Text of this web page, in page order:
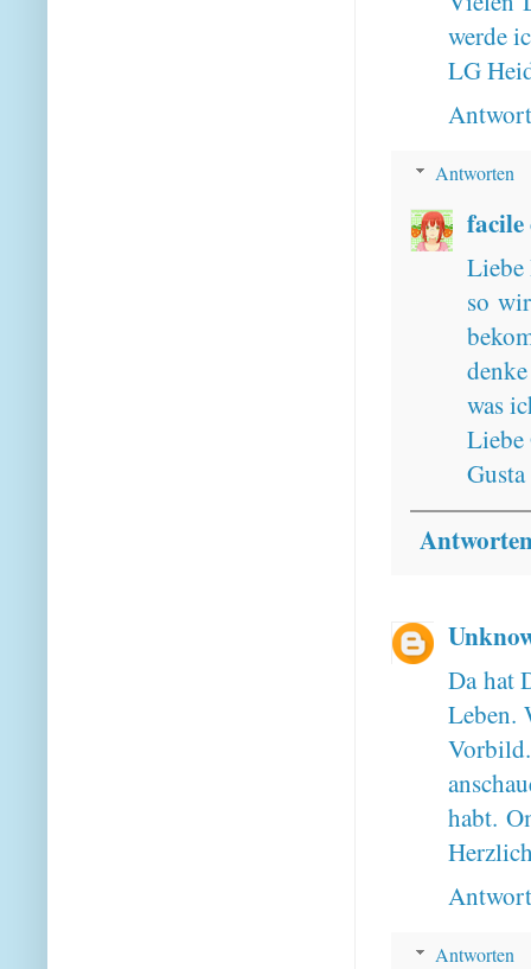
werde
LG
Antworten
facile
Liebe
so
was
Liebe
Gusta
Da hat
Leben.
habt.
Antworten